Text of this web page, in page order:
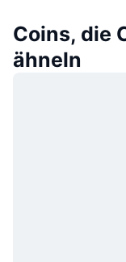
Coins, die
ähneln